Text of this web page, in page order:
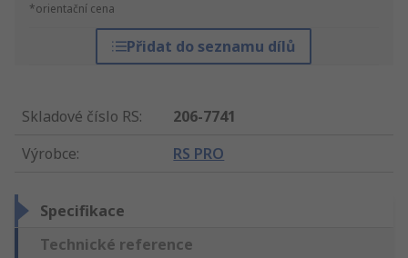
*orientační cena
Přidat do seznamu dílů
Skladové číslo RS:
206-7741
Výrobce: RS PRO
Specifikace
Technické reference